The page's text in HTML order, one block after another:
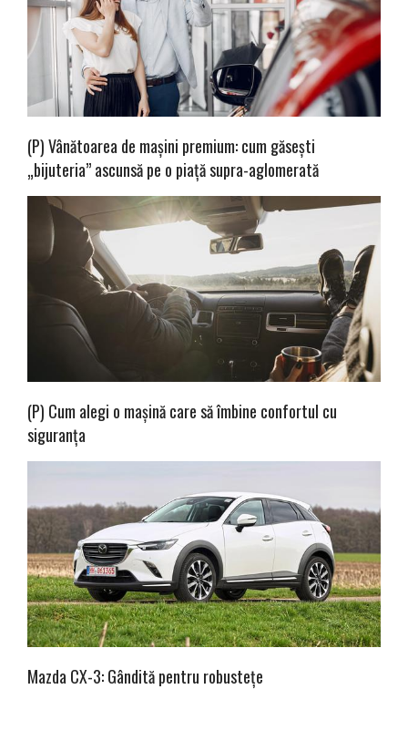
(P) Vânătoarea de mașini premium: cum găsești
„bijuteria” ascunsă pe o piață supra-aglomerată
(P) Cum alegi o mașină care să îmbine confortul cu
siguranța
Mazda CX-3: Gândită pentru robustețe